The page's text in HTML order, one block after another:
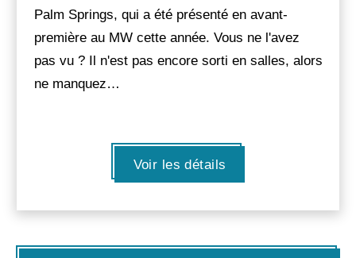
Palm Springs, qui a été présenté en avant-
première au MW cette année. Vous ne l'avez
pas vu ? Il n'est pas encore sorti en salles, alors
ne manquez…
Voir les détails